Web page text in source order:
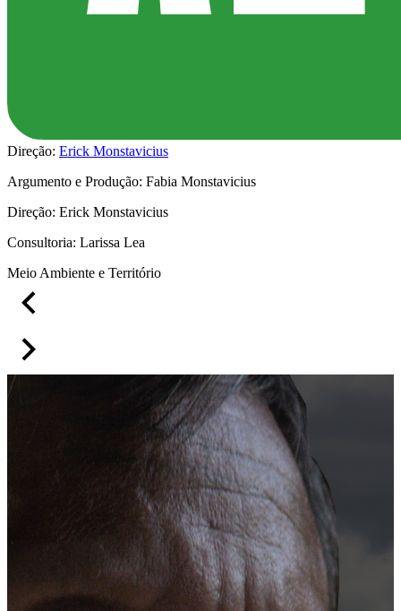
Direção: Erick Monstavicius
Argumento e Produção: Fabia Monstavicius
Direção: Erick Monstavicius
Consultoria: Larissa Lea
Meio Ambiente e Território